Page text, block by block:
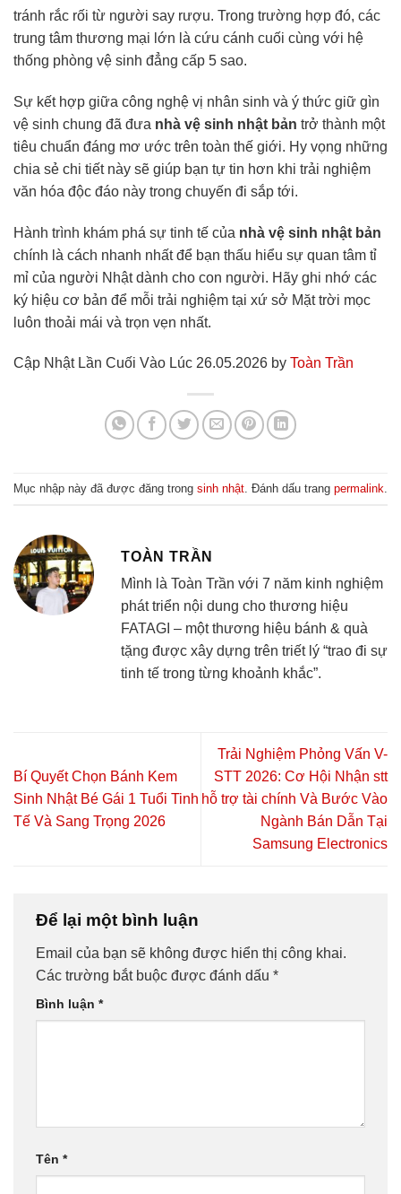
tránh rắc rối từ người say rượu. Trong trường hợp đó, các
trung tâm thương mại lớn là cứu cánh cuối cùng với hệ
thống phòng vệ sinh đẳng cấp 5 sao.
Sự kết hợp giữa công nghệ vị nhân sinh và ý thức giữ gìn
vệ sinh chung đã đưa nhà vệ sinh nhật bản trở thành một
tiêu chuẩn đáng mơ ước trên toàn thế giới. Hy vọng những
chia sẻ chi tiết này sẽ giúp bạn tự tin hơn khi trải nghiệm
văn hóa độc đáo này trong chuyến đi sắp tới.
Hành trình khám phá sự tinh tế của nhà vệ sinh nhật bản
chính là cách nhanh nhất để bạn thấu hiểu sự quan tâm tỉ
mỉ của người Nhật dành cho con người. Hãy ghi nhớ các
ký hiệu cơ bản để mỗi trải nghiệm tại xứ sở Mặt trời mọc
luôn thoải mái và trọn vẹn nhất.
Cập Nhật Lần Cuối Vào Lúc 26.05.2026 by Toàn Trần
Mục nhập này đã được đăng trong sinh nhật . Đánh dấu trang permalink
TOÀN TRẦN
Mình là Toàn Trần với 7 năm kinh nghiệm
phát triển nội dung cho thương hiệu
FATAGI – một thương hiệu bánh & quà
tặng được xây dựng trên triết lý “trao đi sự
tinh tế trong từng khoảnh khắc”.
Bí Quyết Chọn Bánh Kem
Sinh Nhật Bé Gái 1 Tuổi Tinh
Tế Và Sang Trọng 2026
Trải Nghiệm Phỏng Vấn V-
STT 2026: Cơ Hội Nhận stt
hỗ trợ tài chính Và Bước Vào
Ngành Bán Dẫn Tại
Samsung Electronics
Để lại một bình luận
Email của bạn sẽ không được hiển thị công khai.
Các trường bắt buộc được đánh dấu *
Bình luận *
Tên *